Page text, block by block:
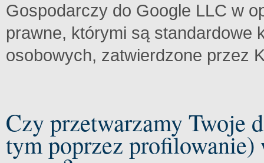
Gospodarczy do Google LLC w
prawne, którymi są standardowe
osobowych, zatwierdzone przez
Czy przetwarzamy Twoje
tym poprzez profilowanie)